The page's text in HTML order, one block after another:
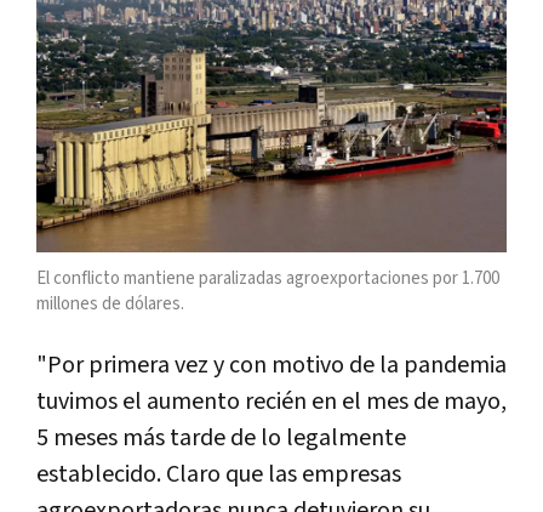
El conflicto mantiene paralizadas agroexportaciones por 1.700
millones de dólares.
"Por primera vez y con motivo de la pandemia
tuvimos el aumento recién en el mes de mayo,
5 meses más tarde de lo legalmente
establecido. Claro que las empresas